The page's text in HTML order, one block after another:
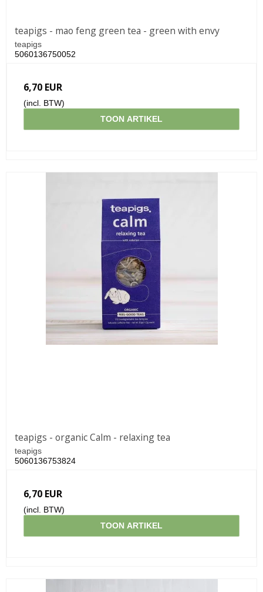
teapigs - mao feng green tea - green with envy
teapigs
5060136750052
6,70 EUR
(incl. BTW)
TOON ARTIKEL
teapigs - organic Calm - relaxing tea
teapigs
5060136753824
6,70 EUR
(incl. BTW)
TOON ARTIKEL